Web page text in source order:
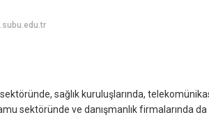
sağlık kuruluşlarında,
sektöründe ve danışmanlık firmalarında da